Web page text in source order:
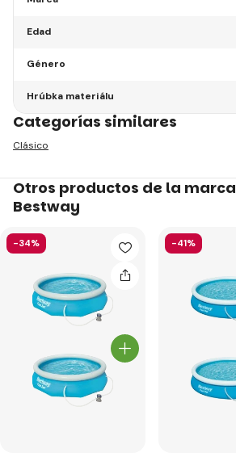
Edad
Género
Hrúbka materiálu
Categorías similares
Clásico
Otros productos de la marca
Bestway
-34% -41%